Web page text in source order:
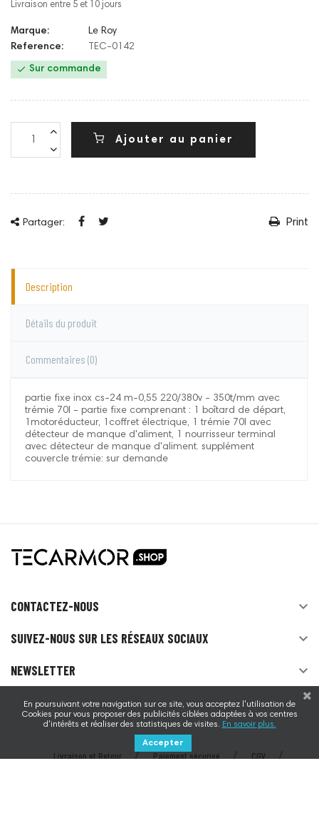
Livraison entre 5 et 10 jours
Marque:
Le Roy
Reference:
TEC-0142
 Sur commande
Ajouter au panier
Partager: Print
Description
Détails du produit
Commentaires (0)
partie fixe inox cs-24 m-0,55 220/380v - 350t/mm avec
trémie 70l - partie fixe comprenant : 1 boîtard de départ,
1motoréducteur, 1coffret électrique, 1 trémie 70l avec
détecteur de manque d'aliment, 1 nourrisseur terminal
avec détecteur de manque d'aliment. supplément
couvercle trémie: sur demande
commentaire
CONTACTEZ-NOUS 
SUIVEZ-NOUS SUR LES RÉSEAUX SOCIAUX 
NEWSLETTER 
Livraison et Retour Paiement sécurisé
CGV
En poursuivant votre navigation sur ce site, vous acceptez l'utilisation de
Cookies pour vous proposer des publicités ciblées adaptées à vos centres
d'intérêts et réaliser des statistiques de visites. En savoir plus.
Accepter